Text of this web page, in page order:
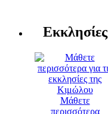
Εκκλησίες
Μάθετε
περισσότερα